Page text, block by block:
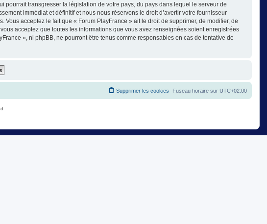
transgresser la législation de votre pays, du pays dans lequel le serveur de
immédiat et définitif et nous nous réservons le droit d’avertir votre fournisseur
Vous acceptez le fait que « Forum PlayFrance » ait le droit de supprimer, de modifier, de
acceptez que toutes les informations que vous avez renseignées soient enregistrées
», ni phpBB, ne pourront être tenus comme responsables en cas de tentative de
Fuseau horaire sur UTC+02:00
Supprimer les cookies